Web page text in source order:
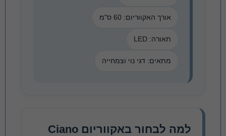
אורך האקווריום: 60 ס"מ
תאורה: LED
מתאים: דגי נוי וצמחייה
למה לבחור באקווריום Ciano